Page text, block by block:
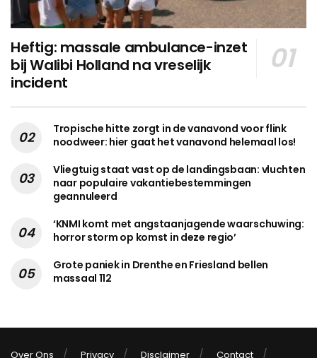
Heftig: massale ambulance-inzet
bij Walibi Holland na vreselijk
incident
Tropische hitte zorgt in de vanavond voor flink
noodweer: hier gaat het vanavond helemaal los!
Vliegtuig staat vast op de landingsbaan: vluchten
naar populaire vakantiebestemmingen
geannuleerd
‘KNMI komt met angstaanjagende waarschuwing:
horror storm op komst in deze regio’
Grote paniek in Drenthe en Friesland bellen
massaal 112
Over Ons Privacy Disclaimer Contact